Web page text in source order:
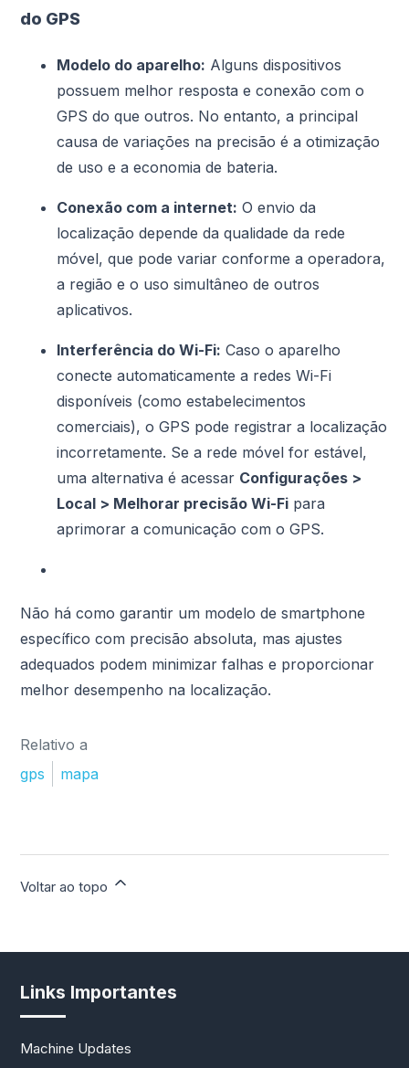
do GPS
Modelo do aparelho: Alguns dispositivos
possuem melhor resposta e conexão com o
GPS do que outros. No entanto, a principal
causa de variações na precisão é a otimização
de uso e a economia de bateria.
Conexão com a internet: O envio da
localização depende da qualidade da rede
móvel, que pode variar conforme a operadora,
a região e o uso simultâneo de outros
aplicativos.
Interferência do Wi-Fi: Caso o aparelho
conecte automaticamente a redes Wi-Fi
disponíveis (como estabelecimentos
comerciais), o GPS pode registrar a localização
incorretamente. Se a rede móvel for estável,
uma alternativa é acessar Configurações >
Local > Melhorar precisão Wi-Fi para
aprimorar a comunicação com o GPS.
Não há como garantir um modelo de smartphone
específico com precisão absoluta, mas ajustes
adequados podem minimizar falhas e proporcionar
melhor desempenho na localização.
Relativo a
gps
mapa
Voltar ao topo
Links Importantes
Machine Updates